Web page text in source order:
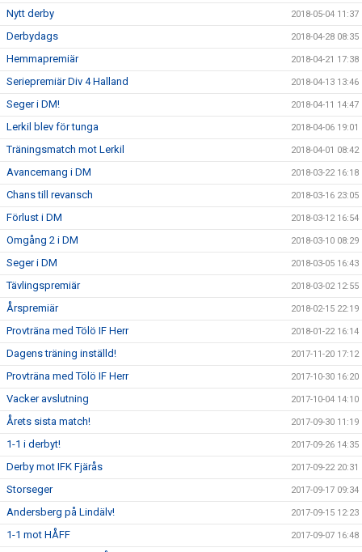
Nytt derby 2018-05-04 11:37
Derbydags 2018-04-28 08:35
Hemmapremiär 2018-04-21 17:38
Seriepremiär Div 4 Halland 2018-04-13 13:46
Seger i DM! 2018-04-11 14:47
Lerkil blev för tunga 2018-04-06 19:01
Träningsmatch mot Lerkil 2018-04-01 08:42
Avancemang i DM 2018-03-22 16:18
Chans till revansch 2018-03-16 23:05
Förlust i DM 2018-03-12 16:54
Omgång 2 i DM 2018-03-10 08:29
Seger i DM 2018-03-05 16:43
Tävlingspremiär 2018-03-02 12:55
Årspremiär 2018-02-15 22:19
Provträna med Tölö IF Herr 2018-01-22 16:14
Dagens träning inställd! 2017-11-20 17:12
Provträna med Tölö IF Herr 2017-10-30 16:20
Vacker avslutning 2017-10-04 14:10
Årets sista match! 2017-09-30 11:19
1-1 i derbyt! 2017-09-26 14:35
Derby mot IFK Fjärås 2017-09-22 20:31
Storseger 2017-09-17 09:34
Andersberg på Lindälv! 2017-09-15 12:23
1-1 mot HÅFF 2017-09-07 16:48